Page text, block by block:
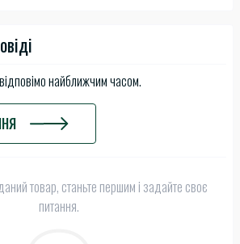
найближчим часом.
товар, станьте першим і задайте своє
питання.